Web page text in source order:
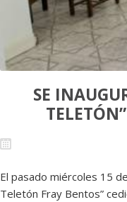
SE
El pasado miércoles 15
Teletón Fray Bentos”